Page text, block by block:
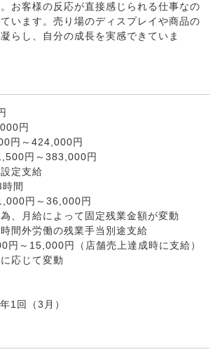
お客様の反応が直接感じられる仕事なの
います。売り場のディスプレイや商品の
らし、自分の成長を実感できていま
円
円～424,000円
円～383,000円
定支給
間
円～36,000円
、月給によって固定残業金額が変動
間外労働の残業手当別途支給
円～15,000円（店舗売上達成時に支給）
応じて変動
1回（3月）